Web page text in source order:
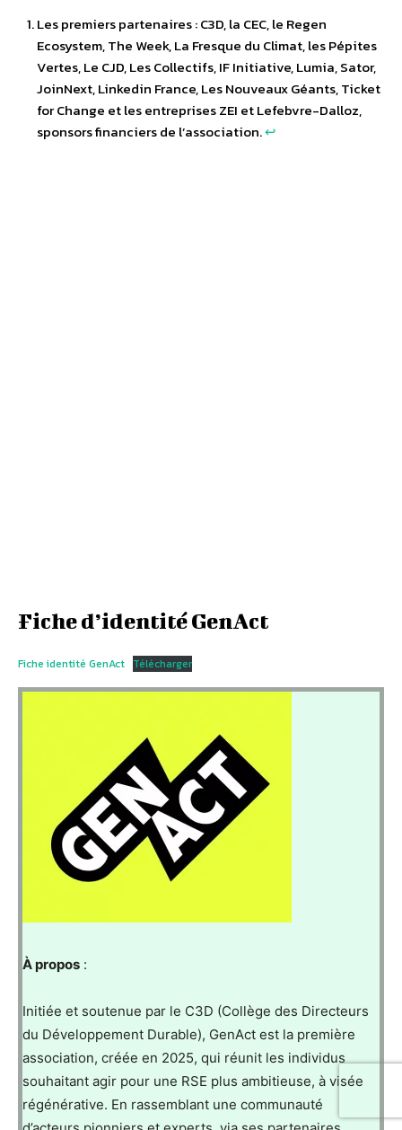
Les premiers partenaires : C3D, la CEC, le Regen
Ecosystem, The Week, La Fresque du Climat, les Pépites
Vertes, Le CJD, Les Collectifs, IF Initiative, Lumia, Sator,
JoinNext, Linkedin France, Les Nouveaux Géants, Ticket
for Change et les entreprises ZEI et Lefebvre-Dalloz,
sponsors financiers de l’association.↩︎
Fiche d’identité GenAct
Fiche identité GenAct Télécharger
À propos :
Initiée et soutenue par le C3D (Collège des Directeurs
du Développement Durable), GenAct est la première
association, créée en 2025, qui réunit les individus
souhaitant agir pour une RSE plus ambitieuse, à visée
régénérative. En rassemblant une communauté